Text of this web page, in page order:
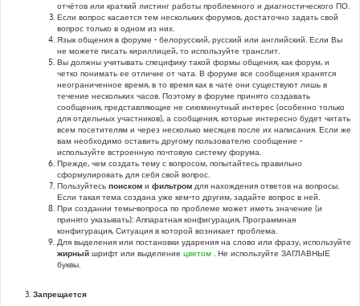
отчётов или краткий листинг работы проблемного и диагностического ПО.
Если вопрос касается тем нескольких форумов, достаточно задать свой
вопрос только в одном из них.
Язык общения в форуме - белорусский, русский или английский. Если Вы
не можете писать кириллицей, то используйте транслит.
Вы должны учитывать специфику такой формы общения, как форум, и
четко понимать ее отличие от чата. В форуме все сообщения хранятся
неограниченное время, в то время как в чате они существуют лишь в
течение нескольких часов. Поэтому в форуме принято создавать
сообщения, представляющие не сиюминутный интерес (особенно только
для отдельных участников), а сообщения, которые интересно будет читать
всем посетителям и через несколько месяцев после их написания. Если же
вам необходимо оставить другому пользователю сообщение -
используйте встроенную почтовую систему форума.
Прежде, чем создать тему с вопросом, попытайтесь правильно
сформулировать для себя свой вопрос.
Пользуйтесь поиском и фильтром для нахождения ответов на вопросы.
Если такая тема создана уже кем-то другим, задайте вопрос в ней.
При создании темы-вопроса по проблеме может иметь значение (и
принято указывать): Аппаратная конфигурация, Программная
конфигурация, Ситуация в которой возникает проблема.
Для выделения или постановки ударения на слово или фразу, используйте
жирный шрифт или выделение цветом . Не используйте ЗАГЛАВНЫЕ
буквы.
Запрещается